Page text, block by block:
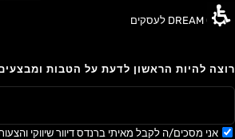
ץ
ס
DREAM CARD לעסקים
רוצה להיות הראשון לדעת על הטבות
אני מסכים/ה לקבל מאיתי ברנדס דיוור שיווקי